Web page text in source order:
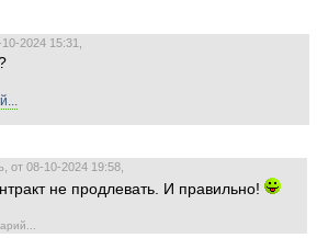
2024 15:31,
от 08-10-2024 19:58,
не продлевать. И правильно!